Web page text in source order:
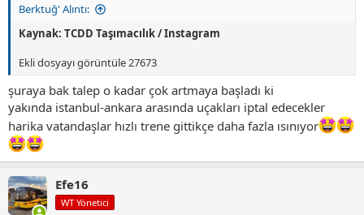
Berktuğ' Alıntı:
Kaynak: TCDD Taşımacılık / Instagram
Ekli dosyayı görüntüle 27673
şuraya bak talep o kadar çok artmaya başladı ki
yakında istanbul-ankara arasında uçakları iptal edecekler
harika vatandaşlar hızlı trene gittikçe daha fazla ısınıyor
Efe16
WT Yönetici